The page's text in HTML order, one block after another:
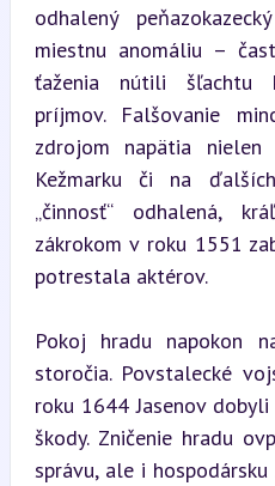
odhalený
miestnu anomáliu –
ťaženia nútili šľachtu
príjmov. Falšovanie
zdrojom napätia
Kežmarku či na
„činnosť“ odhalená,
zákrokom v roku 1551
potrestala aktérov.
Pokoj hradu napokon
storočia. Povstalecké
roku 1644 Jasenov
škody. Zničenie hradu
správu, ale i